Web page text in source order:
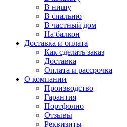
В нишу
В спальню
В частный дом
На балкон
Доставка и оплата
Как сделать заказ
Доставка
Оплата и рассрочка
О компании
Производство
Гарантия
Портфолио
Отзывы
Реквизиты